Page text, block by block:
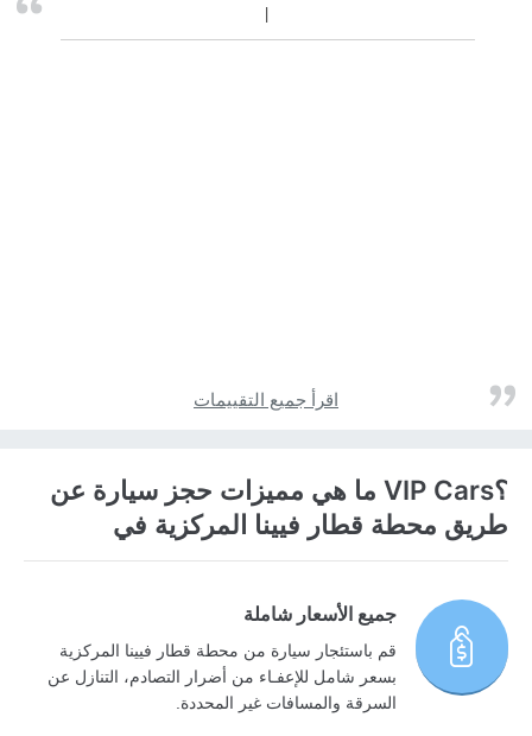
اقرأ جميع التقييمات
؟VIP Cars ما هي مميزات حجز سيارة عن
طريق محطة قطار فيينا المركزية في
جميع الأسعار شاملة
قم باستئجار سيارة من محطة قطار فيينا المركزية
بسعر شامل للإعفـاء من أضرار التصادم، التنازل عن
السرقة والمسافات غير المحددة.